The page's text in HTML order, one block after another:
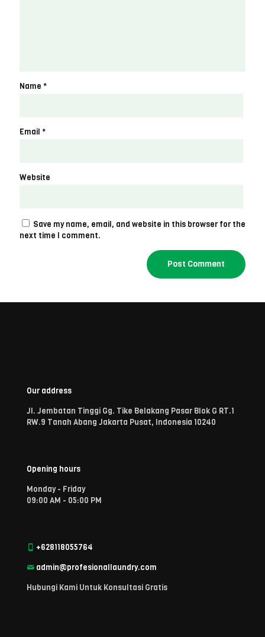
Name *
Email *
Website
Save my name, email, and website in this browser for the
next time I comment.
Our address
Jl. Jembatan Tinggi Gg. Tike Belakang Pasar Blok G RT.1
RW.9 Tanah Abang Jakarta Pusat, Indonesia 10240
Opening hours
Monday - Friday
09:00 AM - 05:00 PM
+628118055764
admin@profesionallaundry.com
Hubungi Kami Untuk Konsultasi Gratis